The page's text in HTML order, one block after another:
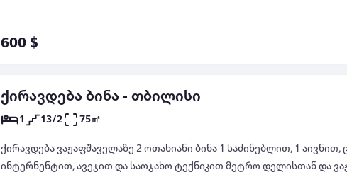
600 $
ქირავდება ბინა - თბილისი
1 13/2 75㎡
ქირავდება ვაჟაფშაველაზე 2 ოთახიანი ბინა 1 საძინებლით, 1
ინტერნენტით, ავეჯით და საოჯახო ტექნიკით მეტრო დელისთან და